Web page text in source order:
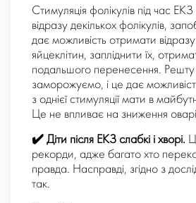
Стимуляція фолікулів під час
відразу декількох фолікулів,
дає можливість отримати відразу
яйцеклітин, запліднити їх,
подальшого перенесення. Решту
заморожуємо, і це дає
з однієї стимуляції мати в
Це не впливає на зниження
✔️ Діти після ЕКЗ слабкі і хворі.
рекорди, адже багато хто
правда. Насправді, згідно з
так.